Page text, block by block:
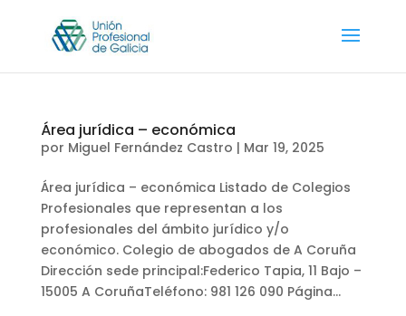
Área jurídica – económica
por Miguel Fernández Castro | Mar 19, 2025
Área jurídica – económica Listado de Colegios
Profesionales que representan a los
profesionales del ámbito jurídico y/o
económico. Colegio de abogados de A Coruña
Dirección sede principal:Federico Tapia, 11 Bajo –
15005 A CoruñaTeléfono: 981 126 090 Página...